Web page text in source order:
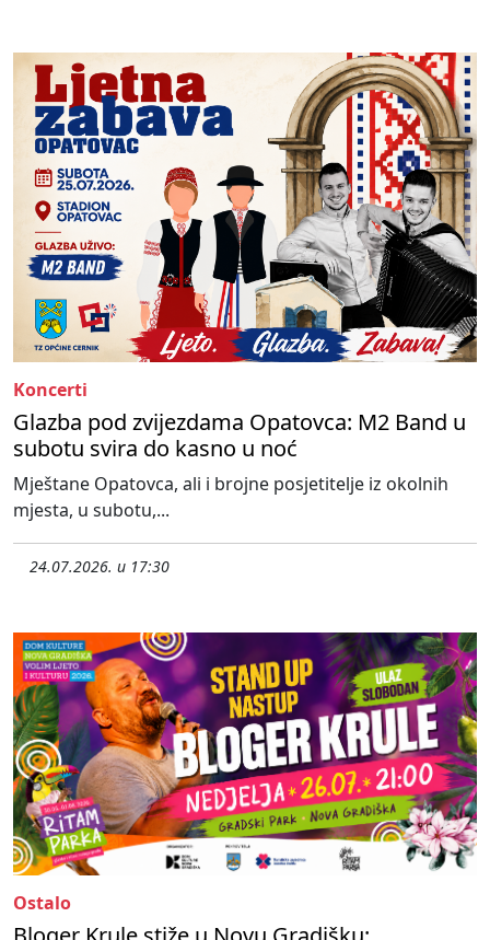
Koncerti
Glazba pod zvijezdama Opatovca: M2 Band u
subotu svira do kasno u noć
Mještane Opatovca, ali i brojne posjetitelje iz okolnih
mjesta, u subotu,...
24.07.2026. u 17:30
Ostalo